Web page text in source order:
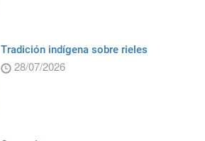
Tradición indígena sobre rieles
28/07/2026